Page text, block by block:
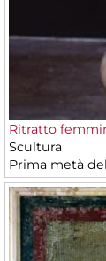
Ritratto
Scultura
Prima metà